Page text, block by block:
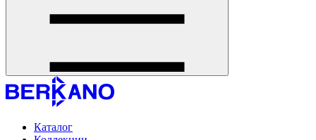
Каталог